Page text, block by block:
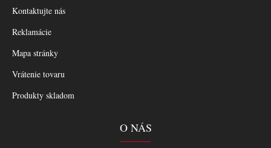
Kontaktujte nás
Reklamácie
Mapa stránky
Vrátenie tovaru
Produkty skladom
O NÁS